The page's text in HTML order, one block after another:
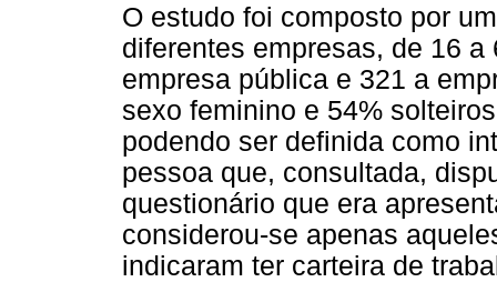
O estudo foi composto por
diferentes empresas, de 16
empresa pública e 321 a
sexo feminino e 54%
podendo ser definida como
pessoa que, consultada,
questionário que era
considerou-se apenas
indicaram ter carteira de